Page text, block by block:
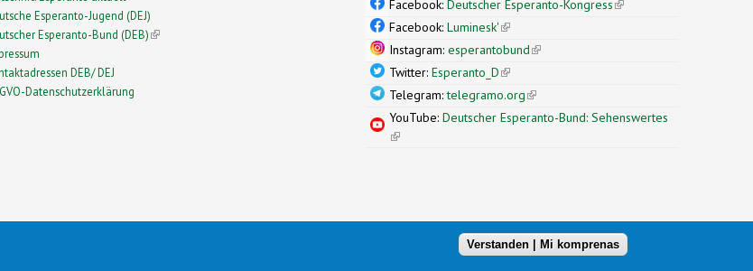
Esperanto-Jugend (DEJ)
Esperanto-Bund (DEB)(link is external)
DEB/ DEJ
Datenschutzerklärung
Facebook:Deutscher Esperanto-Kongress(link is external)
Facebook:Luminesk'(link is external)
Instagram:esperantobund(link is external)
Twitter:Esperanto_D(link is external)
Telegram:telegramo.org(link is external)
YouTube:Deutscher Esperanto-Bund: Sehenswertes
(link is external)
Simple Themes(link is external)
.
Verstanden | Mi komprenas